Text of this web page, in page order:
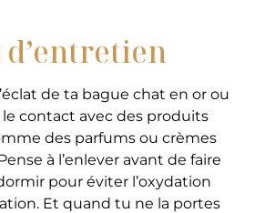
d’entretien
de ta bague chat en or ou
contact avec des produits
des parfums ou crèmes
à l’enlever avant de faire
pour éviter l’oxydation
Et quand tu ne la portes